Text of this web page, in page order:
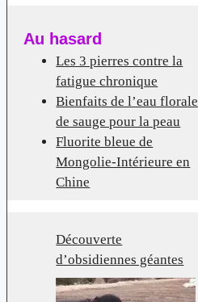
Au hasard
Les 3 pierres contre la
fatigue chronique
Bienfaits de l’eau florale
de sauge pour la peau
Fluorite bleue de
Mongolie-Intérieure en
Chine
Découverte
d’obsidiennes géantes